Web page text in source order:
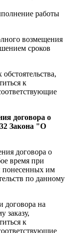
работы
возмещения
сроков
к
договора о
Закона "О
договора о
время при
понесенных им
по данному
договора на
заказу,
к